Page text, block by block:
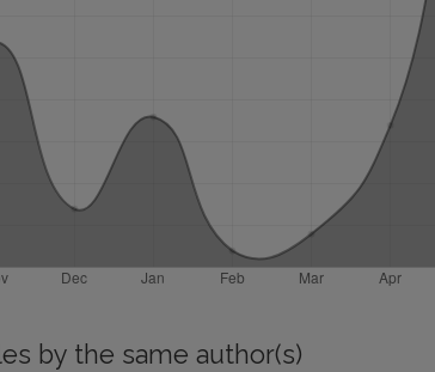
by the same author(s)